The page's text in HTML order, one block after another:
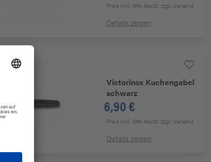
Preis inkl. 19% MwSt.zzgl. Versand
Details zeigen
Victorinox Kuchengabel
schwarz
6,90 €
Preis inkl. 19% MwSt.zzgl. Versand
Details zeigen